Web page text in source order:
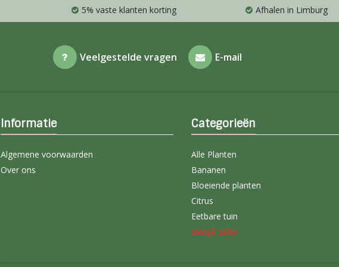
5% vaste klanten korting Afhalen in Limburg
Veelgestelde vragen E-mail
Informatie
Algemene voorwaarden
Over ons
Categorieën
Alle Planten
Bananen
Bloeiende planten
Citrus
Eetbare tuin
Bekijk alles